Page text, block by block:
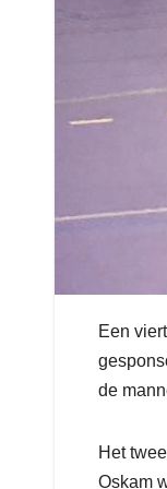
Een
de
Het
Oskam